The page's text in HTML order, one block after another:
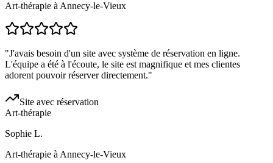
Art-thérapie à Annecy-le-Vieux
"J'avais besoin d'un site avec système de réservation en ligne.
L'équipe a été à l'écoute, le site est magnifique et mes clientes
adorent pouvoir réserver directement."
Site avec réservation
Art-thérapie
Sophie L.
Art-thérapie à Annecy-le-Vieux